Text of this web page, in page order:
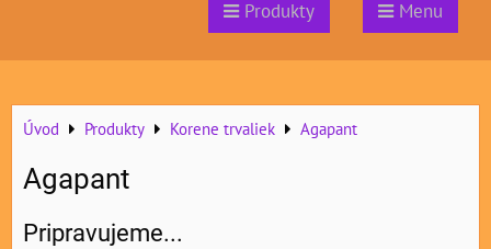
Produkty Menu
Úvod Produkty Korene trvaliek Agapant
Agapant
Pripravujeme...